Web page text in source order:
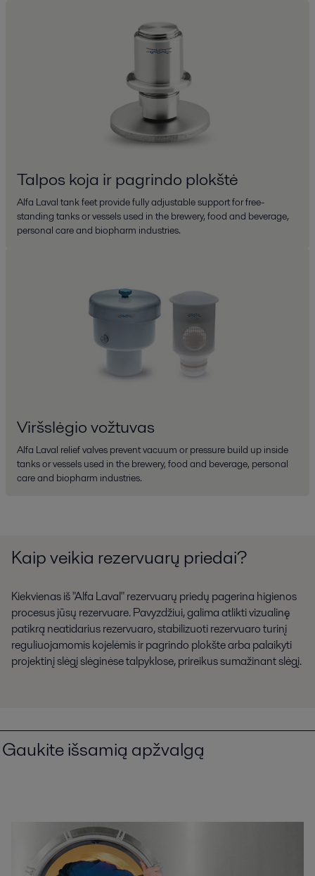
Talpos koja ir pagrindo plokštė
Alfa Laval tank feet provide fully adjustable support for free-
standing tanks or vessels used in the brewery, food and beverage,
personal care and biopharm industries.
Viršslėgio vožtuvas
Alfa Laval relief valves prevent vacuum or pressure build up inside
tanks or vessels used in the brewery, food and beverage, personal
care and biopharm industries.
Kaip veikia rezervuarų priedai?
Kiekvienas iš "Alfa Laval" rezervuarų priedų pagerina higienos
procesus jūsų rezervuare. Pavyzdžiui, galima atlikti vizualinę
patikrą neatidarius rezervuaro, stabilizuoti rezervuaro turinį
reguliuojamomis kojelėmis ir pagrindo plokšte arba palaikyti
projektinį slėgį slėginėse talpyklose, prireikus sumažinant slėgį.
Gaukite išsamią apžvalgą